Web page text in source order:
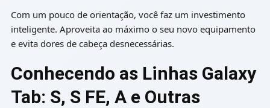
Com um pouco de orientação, você faz um investimento
inteligente. Aproveita ao máximo o seu novo equipamento
e evita dores de cabeça desnecessárias.
Conhecendo as Linhas Galaxy
Tab: S, S FE, A e Outras